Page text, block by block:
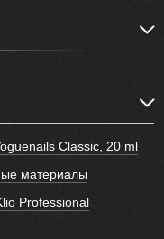
Classic, 20 ml
материалы
Professional